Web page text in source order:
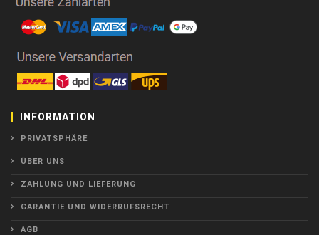
INFORMATION
PRIVATSPHÄRE
ÜBER UNS
ZAHLUNG UND LIEFERUNG
GARANTIE UND WIDERRUFSRECHT
AGB